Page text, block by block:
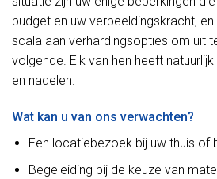
budget en uw verbeeldingskracht,
scala aan verhardingsopties om uit
volgende. Elk van hen heeft
en nadelen.
Wat kan u van ons verwachten?
Een locatiebezoek bij uw thuis of
Begeleiding bij de keuze van